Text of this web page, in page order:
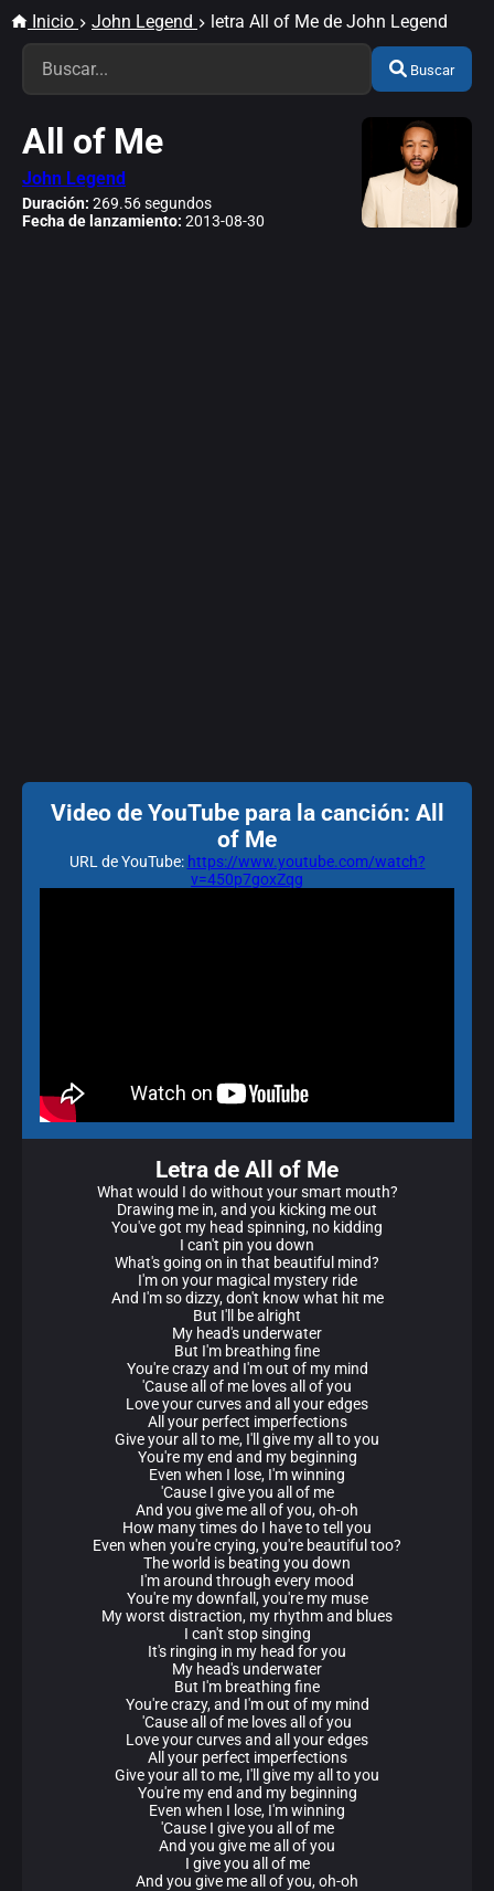
Inicio John Legend letra All of Me de John Legend
Buscar
All of Me
John Legend
Duración: 269.56 segundos
Fecha de lanzamiento: 2013-08-30
Video de YouTube para la canción: All
of Me
URL de YouTube: https://www.youtube.com/watch?
v=450p7goxZqg
Letra de All of Me
What would I do without your smart mouth?
Drawing me in, and you kicking me out
You've got my head spinning, no kidding
I can't pin you down
What's going on in that beautiful mind?
I'm on your magical mystery ride
And I'm so dizzy, don't know what hit me
But I'll be alright
My head's underwater
But I'm breathing fine
You're crazy and I'm out of my mind
'Cause all of me loves all of you
Love your curves and all your edges
All your perfect imperfections
Give your all to me, I'll give my all to you
You're my end and my beginning
Even when I lose, I'm winning
'Cause I give you all of me
And you give me all of you, oh-oh
How many times do I have to tell you
Even when you're crying, you're beautiful too?
The world is beating you down
I'm around through every mood
You're my downfall, you're my muse
My worst distraction, my rhythm and blues
I can't stop singing
It's ringing in my head for you
My head's underwater
But I'm breathing fine
You're crazy, and I'm out of my mind
'Cause all of me loves all of you
Love your curves and all your edges
All your perfect imperfections
Give your all to me, I'll give my all to you
You're my end and my beginning
Even when I lose, I'm winning
'Cause I give you all of me
And you give me all of you
I give you all of me
And you give me all of you, oh-oh